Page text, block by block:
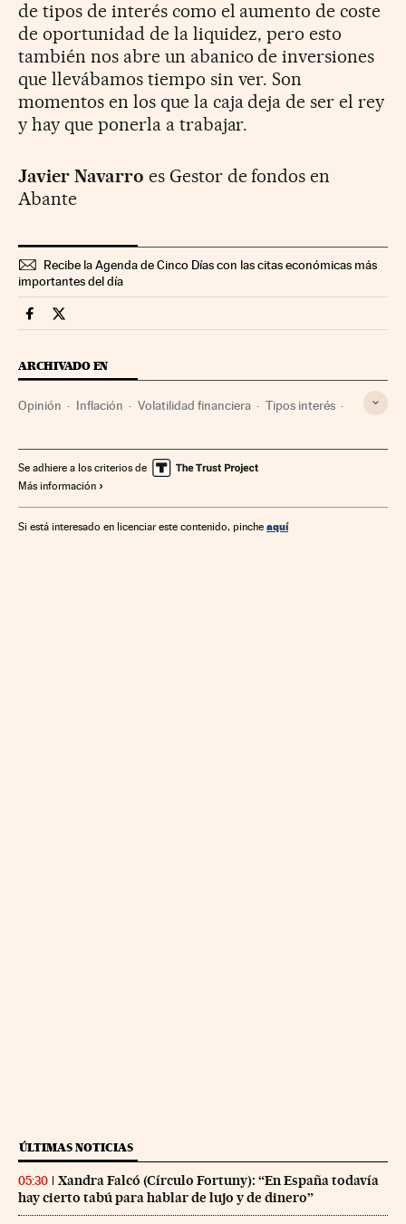
de tipos de interés como el aumento de coste
de oportunidad de la liquidez, pero esto
también nos abre un abanico de inversiones
que llevábamos tiempo sin ver. Son
momentos en los que la caja deja de ser el rey
y hay que ponerla a trabajar.
Javier Navarro es Gestor de fondos en
Abante
Recibe la Agenda de Cinco Días con las citas económicas más
importantes del día
Opinion Cinco Días en Facebook
Opinion Cinco Días en Twitter
ARCHIVADO EN
Opinión Inflación Volatilidad financiera Tipos interés
Mercados financieros Créditos Servicios bancarios
Banca Economía
Se adhiere a los criterios de
Más información
Si está interesado en licenciar este contenido, pinche aquí
ÚLTIMAS NOTICIAS
05:30
Xandra Falcó (Círculo Fortuny): “En España todavía
hay cierto tabú para hablar de lujo y de dinero”